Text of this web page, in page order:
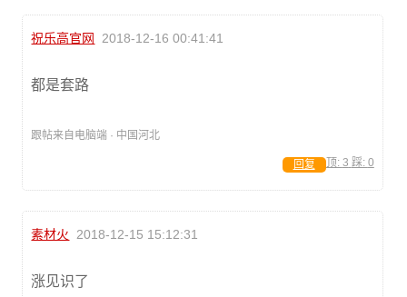
祝乐高官网 2018-12-16 00:41:41
都是套路
跟帖来自电脑端 · 中国河北
顶: 3 踩: 0
回复
素材火 2018-12-15 15:12:31
涨见识了